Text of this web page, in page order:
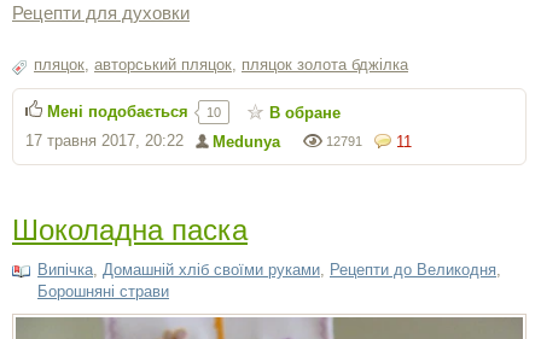
Рецепти для духовки
пляцок, авторський пляцок, пляцок золота бджілка
11
12791
Medunya
17 травня 2017, 20:22
Мені подобається 10 В обране
Шоколадна паска
Випічка, Домашній хліб своїми руками, Рецепти до Великодня,
Борошняні страви